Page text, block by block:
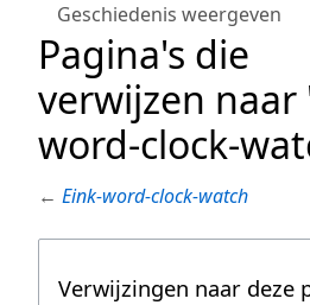
Geschiedenis weergeven
Pagina's die
verwijzen naar
word-clock-
← Eink-word-clock-watch
Verwijzingen naar deze